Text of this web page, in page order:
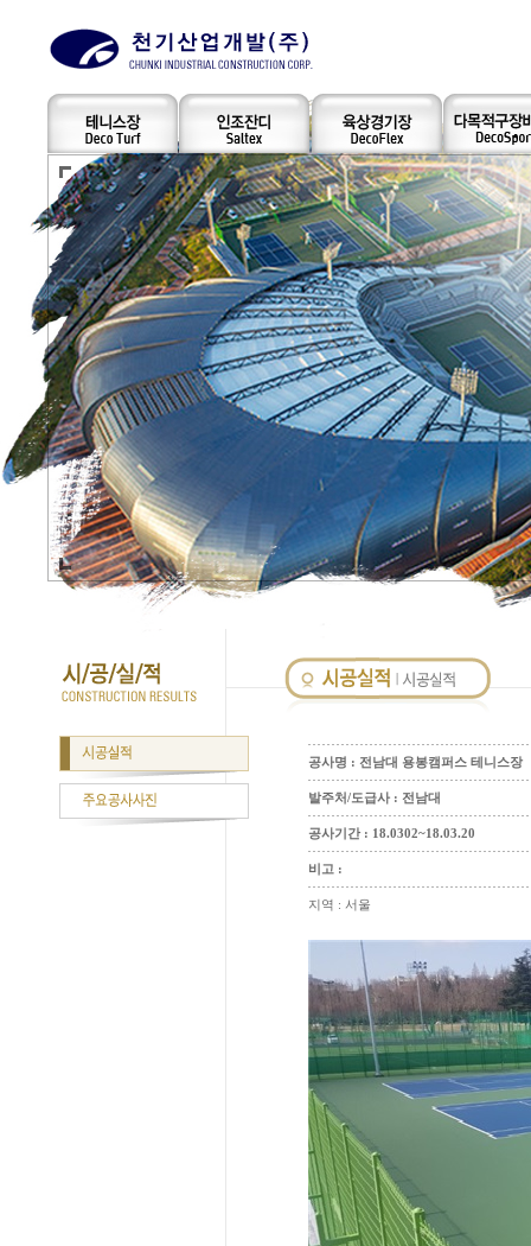
공사명 : 전남대 용봉캠퍼스 테니스장
발주처/도급사 : 전남대
공사기간 : 18.0302~18.03.20
비고 :
지역 : 서울